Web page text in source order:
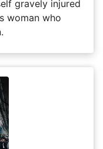
gravely injured
woman who